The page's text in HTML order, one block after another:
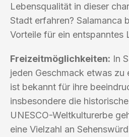
Lebensqualität in dieser
Stadt erfahren? Salamanca
Vorteile für ein entspanntes
Freizeitmöglichkeiten: In
jeden Geschmack etwas zu
ist bekannt für ihre
insbesondere die
UNESCO-Weltkulturerbe
eine Vielzahl an